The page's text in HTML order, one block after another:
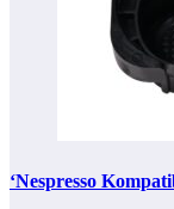
‘Nespresso